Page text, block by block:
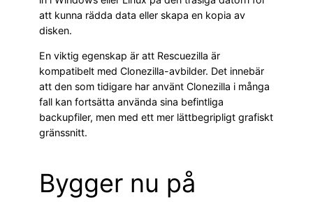
att kunna rädda data eller skapa en kopia av
disken.
En viktig egenskap är att Rescuezilla är
kompatibelt med Clonezilla-avbilder. Det innebär
att den som tidigare har använt Clonezilla i många
fall kan fortsätta använda sina befintliga
backupfiler, men med ett mer lättbegripligt grafiskt
gränssnitt.
Bygger nu på